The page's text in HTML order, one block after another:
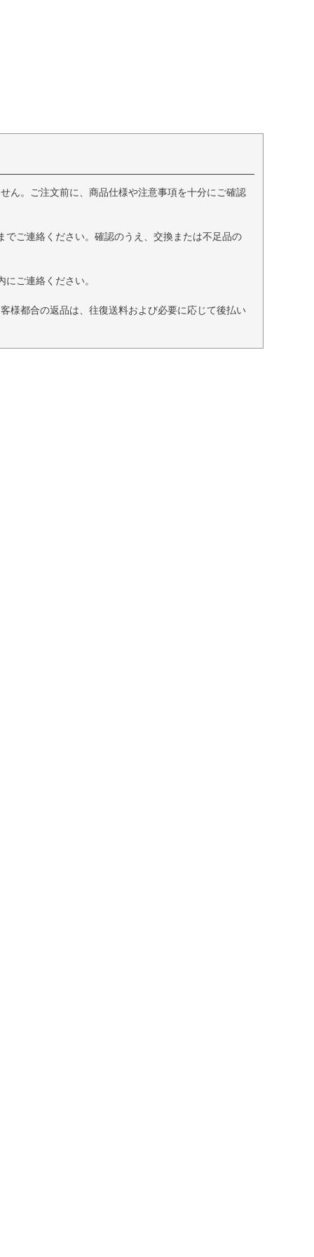
ん。ご注文前に、商品仕様や注意事項を十分にご確認
ご連絡ください。確認のうえ、交換または不足品の
ご連絡ください。
様都合の返品は、往復送料および必要に応じて後払い